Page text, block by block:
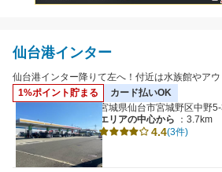
閉じる
仙台港インター
仙台港インター降りて左へ！付近は水族館やア
1%ポイント貯まる
カード払いOK
宮城県仙台市宮城野区中野
エリアの中心から
：3.7km
4.4(3件)